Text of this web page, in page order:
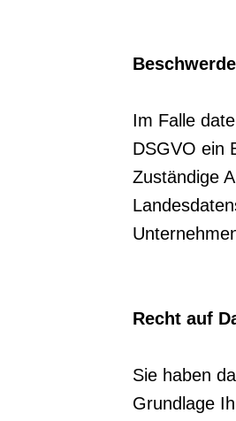
Im Falle
DSGVO ein
Zuständige
Recht auf
Sie haben
Grundlage